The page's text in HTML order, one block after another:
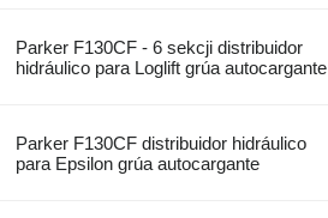
Parker F130CF - 6 sekcji distribuidor
hidráulico para Loglift grúa autocargante
Parker F130CF distribuidor hidráulico
para Epsilon grúa autocargante